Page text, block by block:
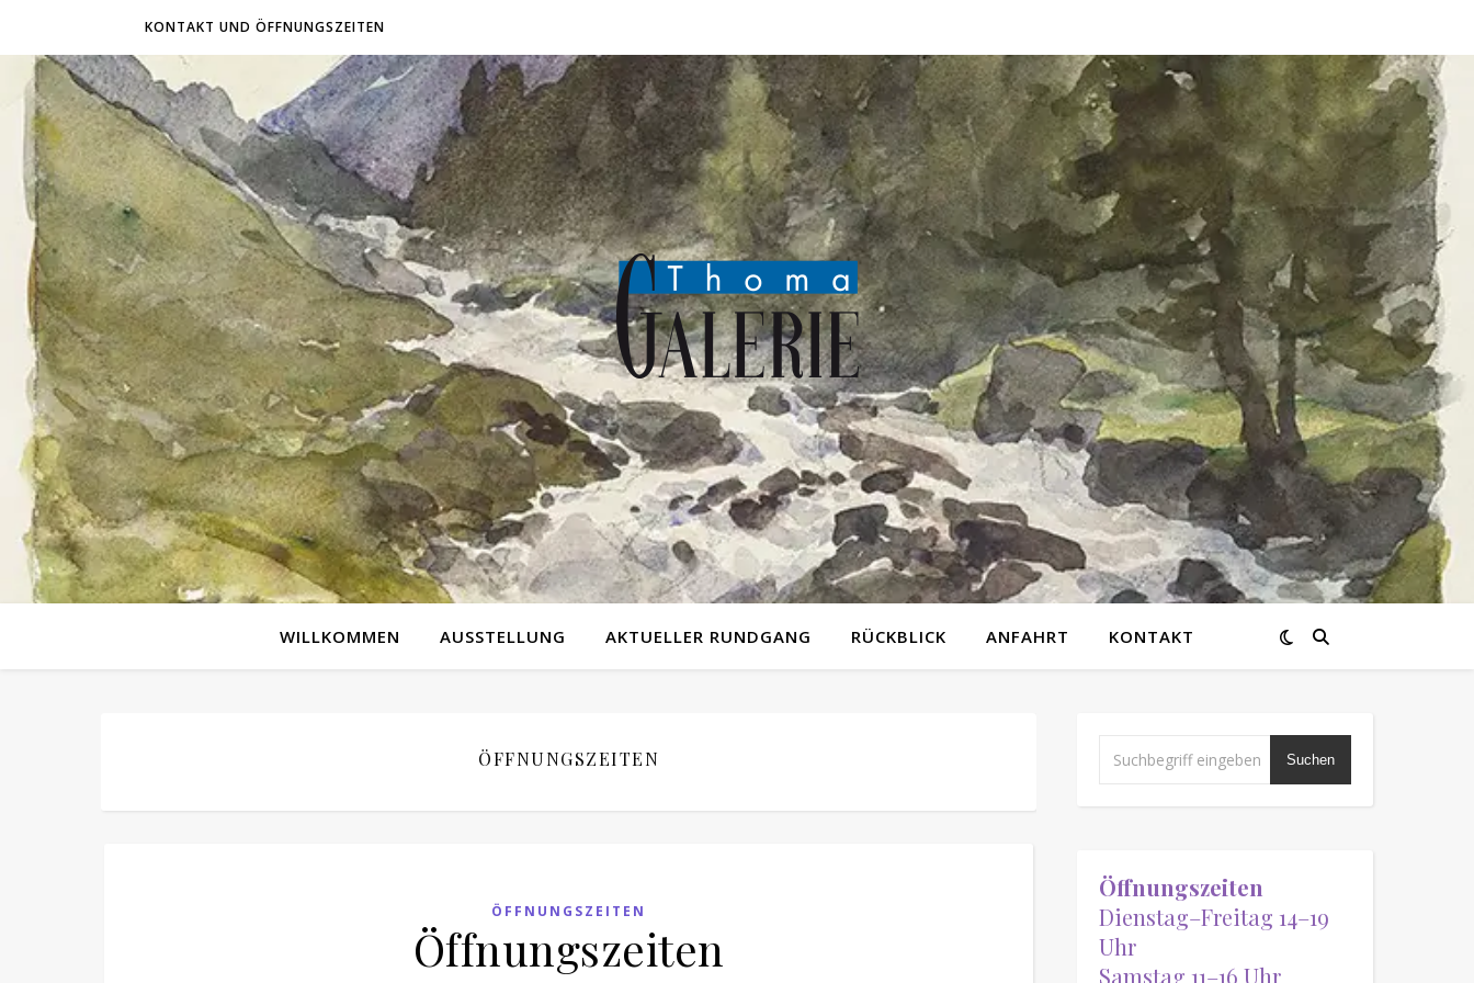
KONTAKT UND ÖFFNUNGSZEITEN
WILLKOMMEN AUSSTELLUNG AKTUELLER RUNDGANG RÜCKBLICK ANFAHRT KONTAKT
ÖFFNUNGSZEITEN
ÖFFNUNGSZEITEN
Öffnungszeiten
Suchen
Öffnungszeiten
Dienstag–Freitag 14–19
Uhr
Samstag 11–16 Uhr